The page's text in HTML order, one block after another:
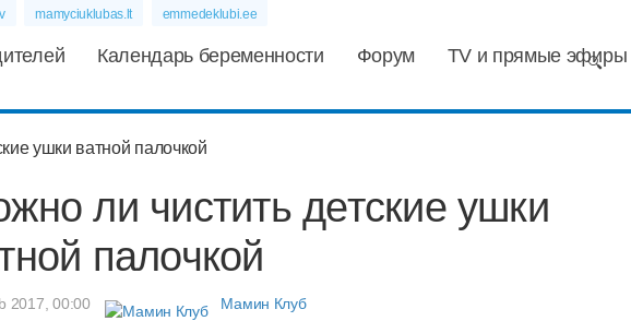
mamyciuklubas.lt emmedeklubi.ee
Календарь беременности Форум TV и прямые эфиры
ли чистить детские ушки
палочкой
2017, 00:00 Мамин Клуб